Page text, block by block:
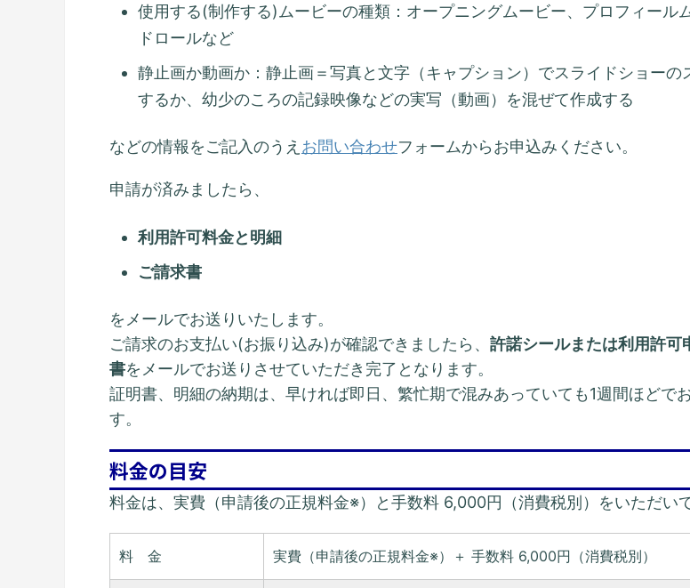
使用する(制作する)ムービーの種類：オープニングムービー、プロフィール
ドロールなど
静止画か動画か：静止画＝写真と文字（キャプション）でスライドショーの
するか、幼少のころの記録映像などの実写（動画）を混ぜて作成する
などの情報をご記入のうえ お問い合わせフォームからお申込みください。
申請が済みましたら、
利用許可料金と明細
ご請求書
をメールでお送りいたします。
ご請求のお支払い(お振り込み)が確認できましたら、 許諾シールまたは利用許可
書をメールでお送りさせていただき完了となります。
証明書、明細の納期は、早ければ即日、繁忙期で混みあっていても1週間ほどで
す。
料金の目安
料金は、実費（申請後の正規料金※）と手数料 6,000円（消費税別）をいただい
料 金 実費（申請後の正規料金※）＋ 手数料 6,000円（消費税別）